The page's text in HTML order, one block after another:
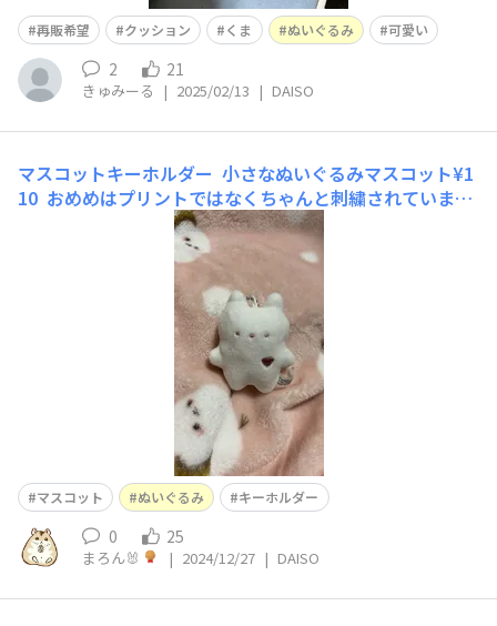
再販希望 クッション くま ぬいぐるみ 可愛い
2 21
きゅみーる | 2025/02/13 | DAISO
マスコットキーホルダー 小さなぬいぐるみマスコット¥1
10 おめめはプリントではなくちゃんと刺繍されています
🪡 かわいい🐰 グレーの子もいました 個体差があるのもか
わいいです💕 まるっこい天使みたいな子たちやアルファ
ベットやお顔はないけど
マスコット ぬいぐるみ キーホルダー
0 25
まろん🐰 | 2024/12/27 | DAISO